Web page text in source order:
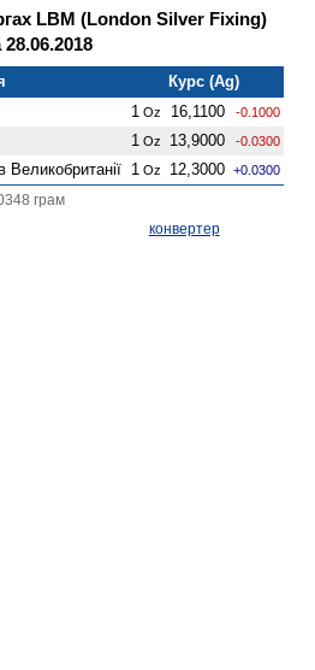
LBM (London Silver Fixing)
28.06.2018
Курс (Ag)
1 Oz 16,1100 -0.1000
1 Oz 13,9000 -0.0300
Велико­британії 1 Oz 12,3000 +0.0300
грам
конвертер